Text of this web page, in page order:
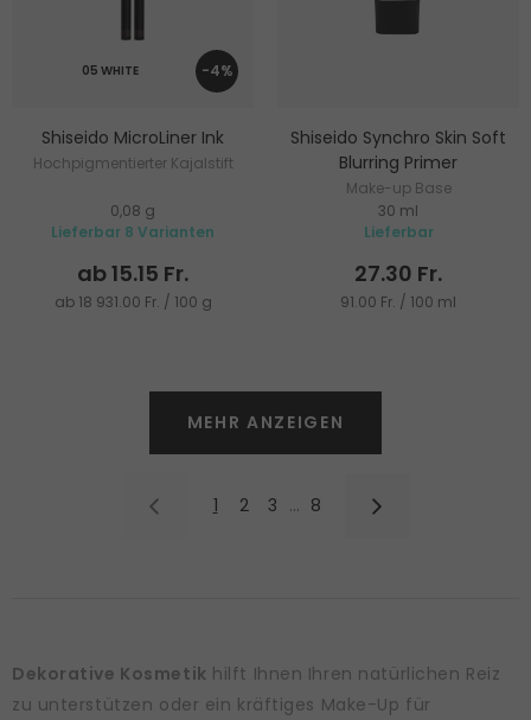
-4%
05 WHITE
Shiseido MicroLiner Ink
Hochpigmentierter Kajalstift
0,08 g
Lieferbar 8 Varianten
ab 15.15 Fr.
ab 18 931.00 Fr. / 100 g
Shiseido Synchro Skin Soft
Blurring Primer
Make-up Base
30 ml
Lieferbar
27.30 Fr.
91.00 Fr. / 100 ml
MEHR ANZEIGEN
1 2 3 … 8
Dekorative Kosmetik hilft Ihnen Ihren natürlichen Reiz
zu unterstützen oder ein kräftiges Make-Up für